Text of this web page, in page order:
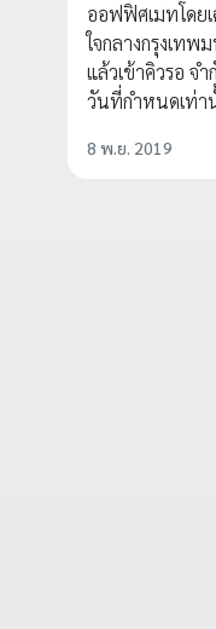
ออฟฟิศเมทโดย
ใจกลางกรุงเท
แล้วเข้าคิวรอ จ
วันที่กำหนดเท่า
8 พ.ย. 2019